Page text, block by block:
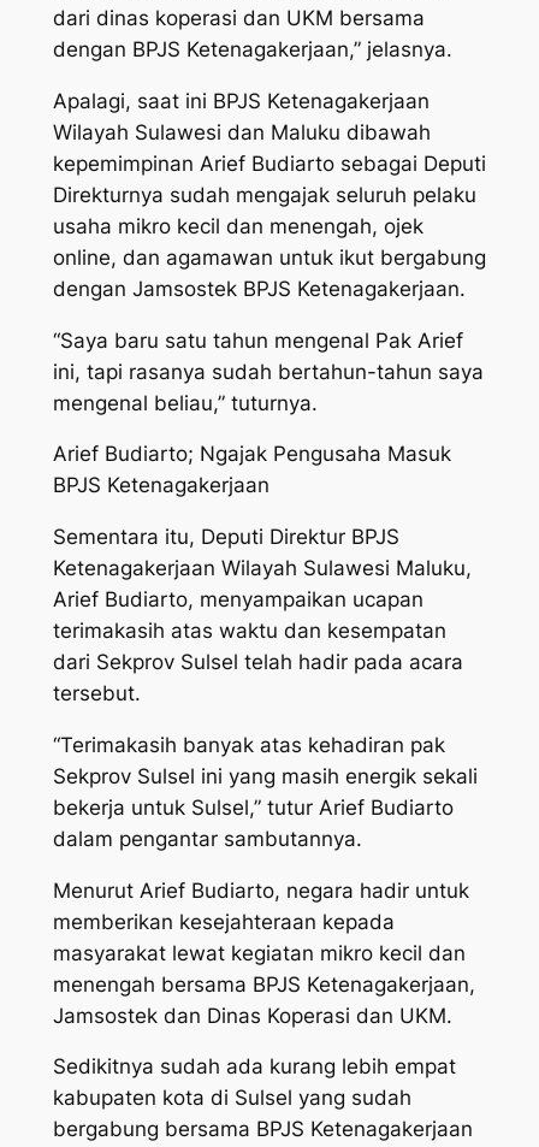
dari dinas koperasi dan UKM bersama
dengan BPJS Ketenagakerjaan,” jelasnya.
Apalagi, saat ini BPJS Ketenagakerjaan
Wilayah Sulawesi dan Maluku dibawah
kepemimpinan Arief Budiarto sebagai Deputi
Direkturnya sudah mengajak seluruh pelaku
usaha mikro kecil dan menengah, ojek
online, dan agamawan untuk ikut bergabung
dengan Jamsostek BPJS Ketenagakerjaan.
“Saya baru satu tahun mengenal Pak Arief
ini, tapi rasanya sudah bertahun-tahun saya
mengenal beliau,” tuturnya.
Arief Budiarto; Ngajak Pengusaha Masuk
BPJS Ketenagakerjaan
Sementara itu, Deputi Direktur BPJS
Ketenagakerjaan Wilayah Sulawesi Maluku,
Arief Budiarto, menyampaikan ucapan
terimakasih atas waktu dan kesempatan
dari Sekprov Sulsel telah hadir pada acara
tersebut.
“Terimakasih banyak atas kehadiran pak
Sekprov Sulsel ini yang masih energik sekali
bekerja untuk Sulsel,” tutur Arief Budiarto
dalam pengantar sambutannya.
Menurut Arief Budiarto, negara hadir untuk
memberikan kesejahteraan kepada
masyarakat lewat kegiatan mikro kecil dan
menengah bersama BPJS Ketenagakerjaan,
Jamsostek dan Dinas Koperasi dan UKM.
Sedikitnya sudah ada kurang lebih empat
kabupaten kota di Sulsel yang sudah
bergabung bersama BPJS Ketenagakerjaan